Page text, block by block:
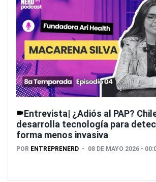
Entrevista| ¿Adiós al PAP?
desarrolla tecnología para
forma menos invasiva
POR ENTREPRENERD 08 DE MAYO 2026 -